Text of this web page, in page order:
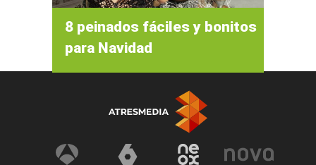
8 peinados fáciles y bonitos
para Navidad